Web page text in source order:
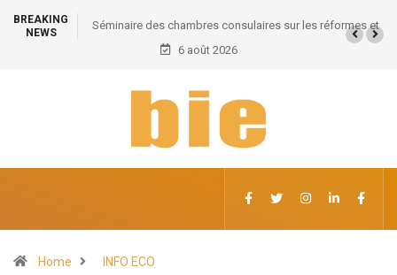
BREAKING
NEWS
Séminaire des chambres consulaires sur les réformes et
l’intégration régionale de l’UEMOA : Les réformes
6 août 2026
Home INFO ECO